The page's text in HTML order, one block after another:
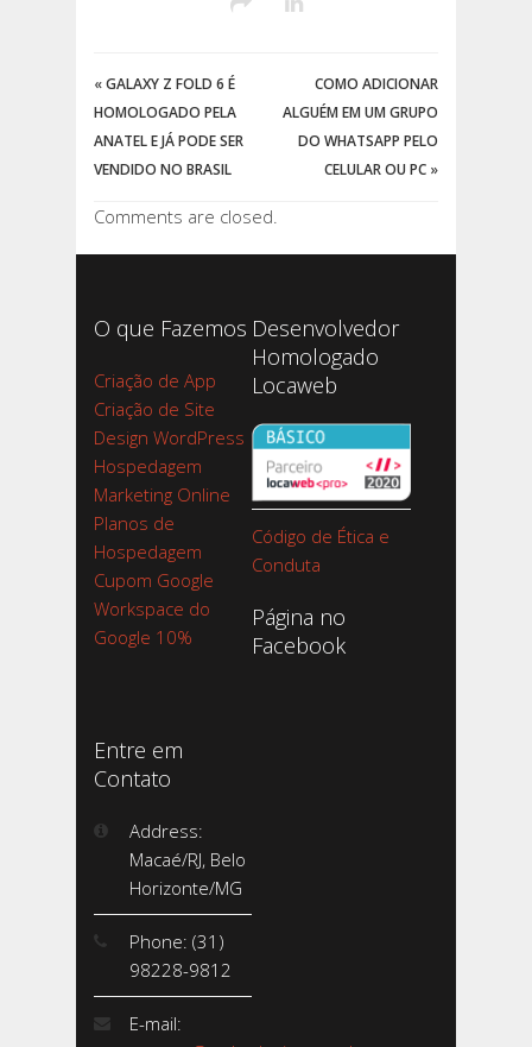
«GALAXY Z FOLD 6 É
HOMOLOGADO PELA
ANATEL E JÁ PODE SER
VENDIDO NO BRASIL
COMO ADICIONAR
ALGUÉM EM UM GRUPO
DO WHATSAPP PELO
CELULAR OU PC »
Comments are closed.
O que Fazemos
Criação de App
Criação de Site
Design WordPress
Hospedagem
Marketing Online
Planos de
Hospedagem
Cupom Google
Workspace do
Google 10%
Desenvolvedor
Homologado
Locaweb
Código de Ética e
Conduta
Página no
Facebook
Entre em
Contato
Address:
Macaé/RJ, Belo
Horizonte/MG
Phone: (31)
98228-9812
E-mail: